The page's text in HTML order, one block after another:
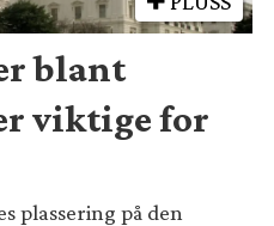
blant
viktige for
plassering på den